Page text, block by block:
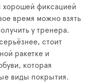
фиксацией
время можно взять
у тренера.
стоит
ракетке и
которая
виды покрытия.